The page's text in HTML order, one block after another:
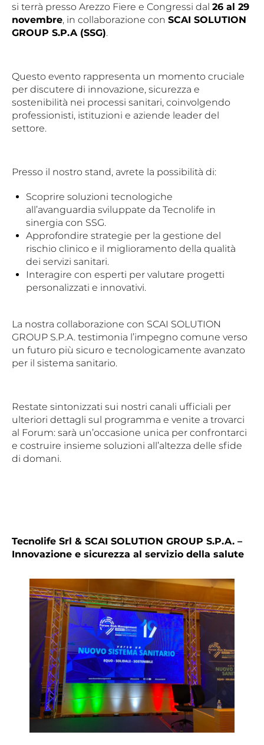
si terrà presso Arezzo Fiere e Congressi dal 26 al 29
novembre, in collaborazione con SCAI SOLUTION
GROUP S.P.A (SSG).
Questo evento rappresenta un momento cruciale
per discutere di innovazione, sicurezza e
sostenibilità nei processi sanitari, coinvolgendo
professionisti, istituzioni e aziende leader del
settore.
Presso il nostro stand, avrete la possibilità di:
Scoprire soluzioni tecnologiche
all’avanguardia sviluppate da Tecnolife in
sinergia con SSG.
Approfondire strategie per la gestione del
rischio clinico e il miglioramento della qualità
dei servizi sanitari.
Interagire con esperti per valutare progetti
personalizzati e innovativi.
La nostra collaborazione con SCAI SOLUTION
GROUP S.P.A. testimonia l’impegno comune verso
un futuro più sicuro e tecnologicamente avanzato
per il sistema sanitario.
Restate sintonizzati sui nostri canali ufficiali per
ulteriori dettagli sul programma e venite a trovarci
al Forum: sarà un’occasione unica per confrontarci
e costruire insieme soluzioni all’altezza delle sfide
di domani.
Tecnolife Srl & SCAI SOLUTION GROUP S.P.A. –
Innovazione e sicurezza al servizio della salute